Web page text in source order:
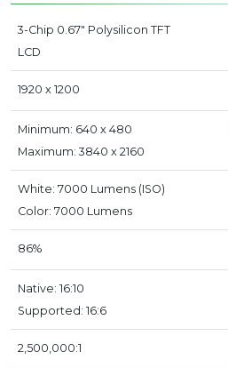
3-Chip 0.67" Polysilicon TFT
LCD
1920 x 1200
Minimum: 640 x 480
Maximum: 3840 x 2160
White: 7000 Lumens (ISO)
Color: 7000 Lumens
86%
Native: 16:10
Supported: 16:6
2,500,000:1